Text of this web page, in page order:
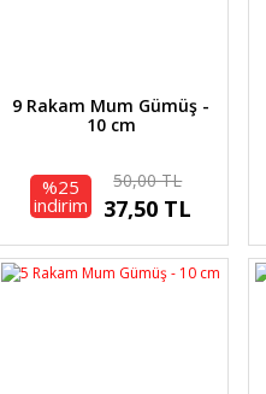
9 Rakam Mum Gümüş -
10 cm
%25
indirim
50,00 TL
37,50 TL